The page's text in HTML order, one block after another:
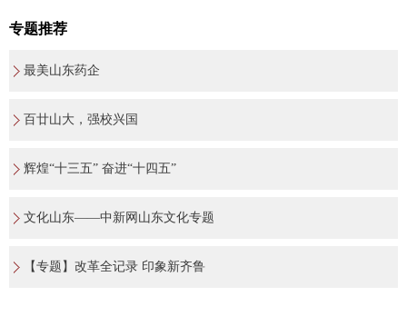
专题推荐
最美山东药企
百廿山大，强校兴国
辉煌“十三五” 奋进“十四五”
文化山东——中新网山东文化专题
【专题】改革全记录 印象新齐鲁